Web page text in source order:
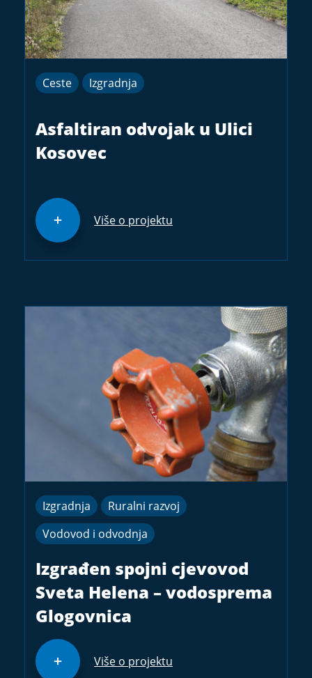
Ceste Izgradnja
Asfaltiran odvojak u Ulici
Kosovec
Više o projektu
Izgradnja
Ruralni razvoj
Vodovod i odvodnja
Izgrađen spojni cjevovod
Sveta Helena – vodosprema
Glogovnica
Više o projektu